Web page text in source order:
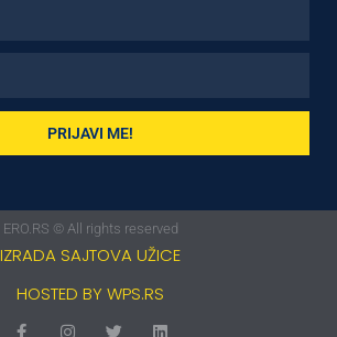
PRIJAVI ME!
ERO.RS © All rights reserved
IZRADA SAJTOVA UŽICE
HOSTED BY WPS.RS